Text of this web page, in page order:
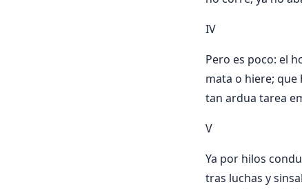
IV
Pero es poco: el
mata o hiere;
tan ardua tarea
V
Ya por hilos
tras luchas y